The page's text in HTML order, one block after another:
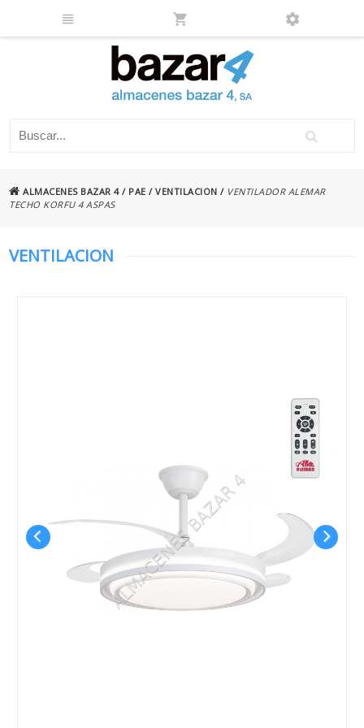
ALMACENES BAZAR 4/ PAE /VENTILACION / VENTILADOR ALEMAR
TECHO KORFU 4 ASPAS
VENTILACION